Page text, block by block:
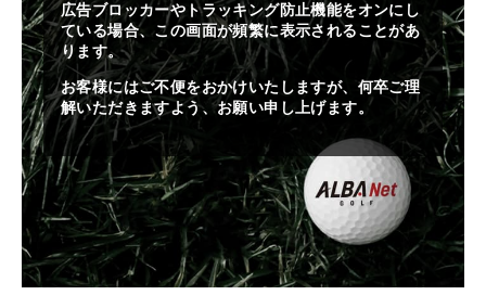
広告ブロッカーやトラッキング防止機能をオンにし
ている場合、この画面が頻繁に表示されることがあ
ります。
お客様にはご不便をおかけいたしますが、何卒ご理
解いただきますよう、お願い申し上げます。